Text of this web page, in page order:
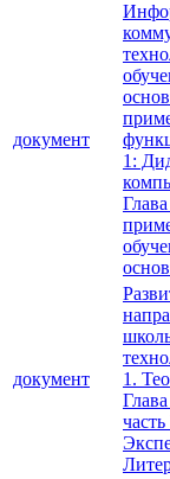
документ
1:
документ
1.